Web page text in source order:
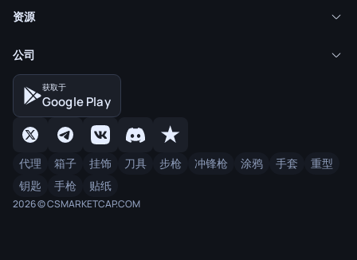
资源
公司
获取于
Google Play
代理 箱子 挂饰 刀具 步枪 冲锋枪 涂鸦 手套
重型
钥匙
手枪 贴纸
2026 © CSMARKETCAP.COM